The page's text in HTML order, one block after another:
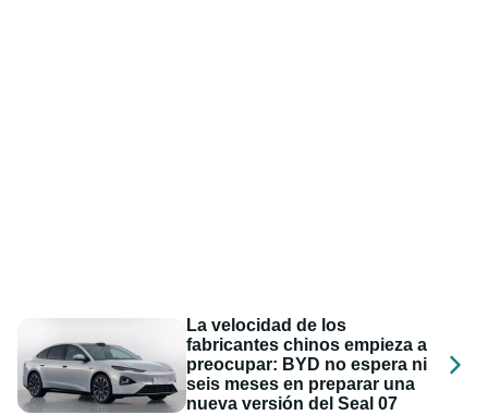
La velocidad de los
fabricantes chinos empieza a
preocupar: BYD no espera ni
seis meses en preparar una
nueva versión del Seal 07